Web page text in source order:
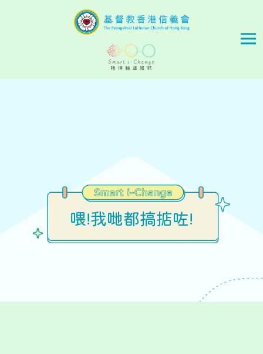
Skip to main content
喂!我哋都搞掂咗!